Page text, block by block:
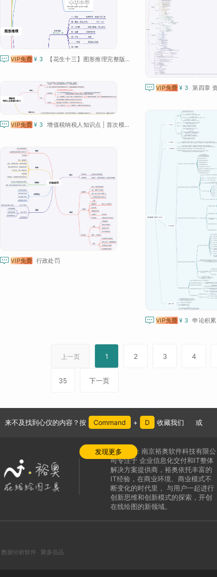
 VIP免费 ¥ 3 【花生十三】图形推理完整版思维导图
 VIP免费 ¥ 3 第四章
 VIP免费 ¥ 3 增值税纳税人知识点 | 首次模板挑战
 VIP免费 ¥ 3 申论积
 VIP免费 行政处罚
上一页 1 2 3 4
35 下一页
来不及找到心仪的内容？按 Command + D 收藏我们 或
发现更多公司介绍:南京裕奥软件科技有限公
司专注于 企业信息化交付和IT整体
解决方案提供商，裕奥依托丰富的
IT经验，在商业环境、商业模式不
断变化的时代里，
与用户一起进行
创新思维和创新模式的探索，开创
在线绘图的新领域。
数据分析软件 聚多佳品